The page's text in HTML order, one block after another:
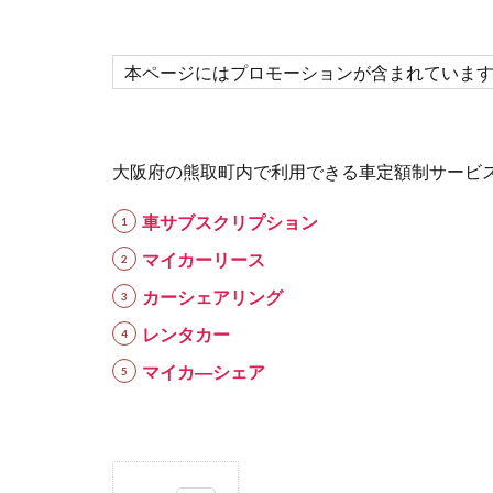
本ページにはプロモーションが含まれています
大阪府の熊取町内で利用できる車定額制サービ
車サブスクリプション
マイカーリース
カーシェアリング
レンタカー
マイカ―シェア